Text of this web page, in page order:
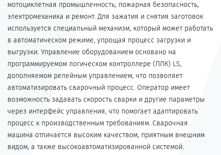
мотоциклетная промышленность, пожарная безопасность,
электромеханика и ремонт. Для зажатия и снятия заготовок
используется специальный механизм, который может работать
в автоматическом режиме, упрощая процесс загрузки и
выгрузки. Управление оборудованием основано на
программируемом логическом контроллере (ПЛК) LS,
дополняемом релейным управлением, что позволяет
автоматизировать сварочный процесс. Оператор имеет
возможность задавать скорость сварки и другие параметры
через интерфейс управления, что помогает адаптировать
процесс к производственным требованиям. Сварочная
машина отличается высоким качеством, приятным внешним
видом, а также высокоавтоматизированной системой.